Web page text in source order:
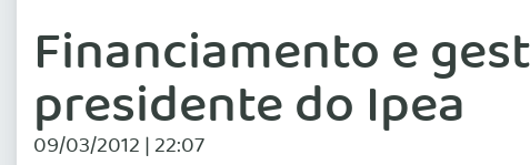
Financiamento e
presidente do Ipea
09/03/2012 | 22:07